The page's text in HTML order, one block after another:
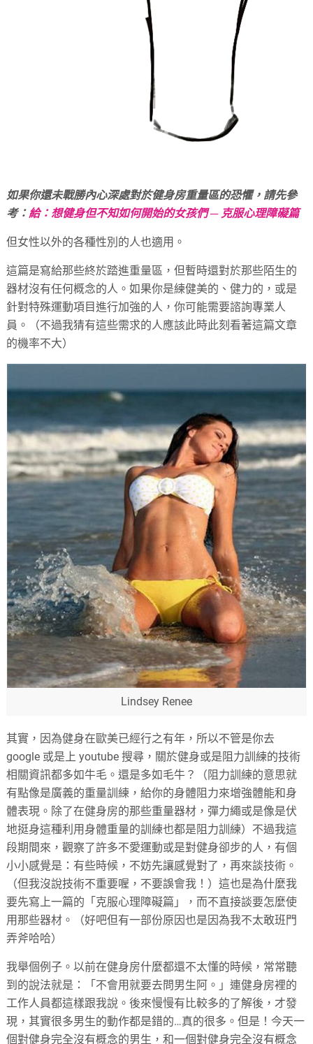
如果你還未戰勝內心深處對於健身房重量區的恐懼，請先參
考：給：想健身但不知如何開始的女孩們 ─ 克服心理障礙篇
但女性以外的各種性別的人也適用。
這篇是寫給那些終於踏進重量區，但暫時還對於那些陌生的
器材沒有任何概念的人。如果你是練健美的、健力的，或是
針對特殊運動項目進行加強的人，你可能需要諮詢專業人
員。（不過我猜有這些需求的人應該此時此刻看著這篇文章
的機率不大）
Lindsey Renee
其實，因為健身在歐美已經行之有年，所以不管是你去
google 或是上 youtube 搜尋，關於健身或是阻力訓練的技術
相關資訊都多如牛毛。還是多如毛牛？（阻力訓練的意思就
有點像是廣義的重量訓練，給你的身體阻力來增強體能和身
體表現。除了在健身房的那些重量器材，彈力繩或是像是伏
地挺身這種利用身體重量的訓練也都是阻力訓練）不過我這
段期間來，觀察了許多不愛運動或是對健身卻步的人，有個
小小感覺是：有些時候，不妨先讓感覺對了，再來談技術。
（但我沒說技術不重要喔，不要誤會我！）這也是為什麼我
要先寫上一篇的「克服心理障礙篇」，而不直接談要怎麼使
用那些器材。（好吧但有一部份原因也是因為我不太敢班門
弄斧哈哈）
我舉個例子。以前在健身房什麼都還不太懂的時候，常常聽
到的說法就是：「不會用就要去問男生阿。」連健身房裡的
工作人員都這樣跟我說。後來慢慢有比較多的了解後，才發
現，其實很多男生的動作都是錯的…真的很多。但是！今天一
個對健身完全沒有概念的男生，和一個對健身完全沒有概念